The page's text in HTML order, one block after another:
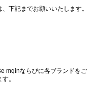
下記までお願いいたします。
mqinならびに各ブランドをご
。